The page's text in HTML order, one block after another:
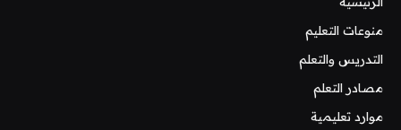
منوعات التعليم
التدريس والتعلم
مصادر التعلم
موارد تعليمية